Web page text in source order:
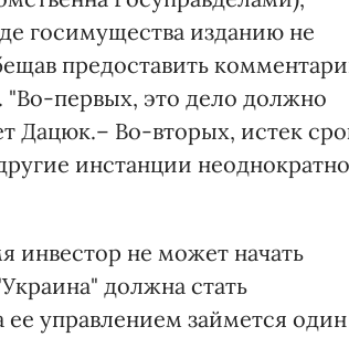
госимущества изданию не
предоставить
первых, это дело должно
Дацюк.– Во-вторых, истек
инстанции неоднократно
инвестор не может начать
должна стать
ее управлением займется один